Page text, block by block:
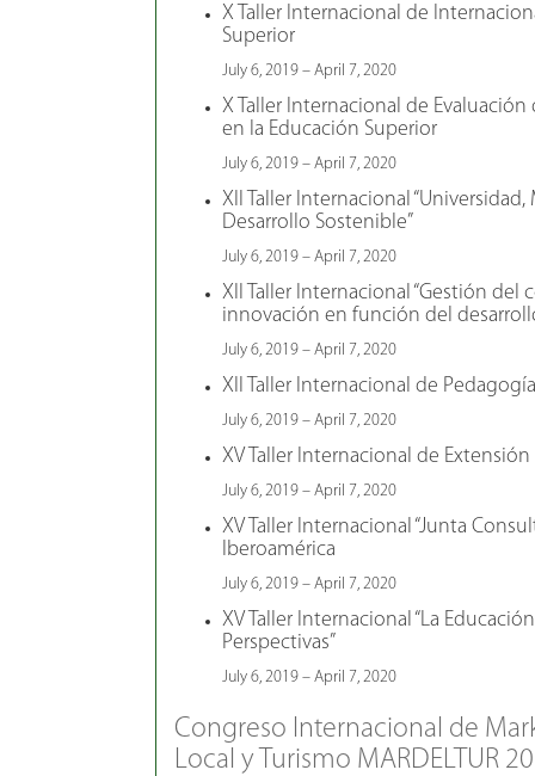
X Taller Internacional de
Superior
July 6, 2019 – April 7, 2020
X Taller Internacional de
en la Educación Superior
July 6, 2019 – April 7, 2020
XII Taller Internacional
Desarrollo Sostenible”
July 6, 2019 – April 7, 2020
XII Taller Internacional “Gestión
innovación en función del
July 6, 2019 – April 7, 2020
XII Taller Internacional de
July 6, 2019 – April 7, 2020
XV Taller Internacional de
July 6, 2019 – April 7, 2020
XV Taller Internacional “Junta
Iberoamérica
July 6, 2019 – April 7, 2020
XV Taller Internacional “La
Perspectivas”
July 6, 2019 – April 7, 2020
Congreso Internacional de
Local y Turismo MARDELTUR